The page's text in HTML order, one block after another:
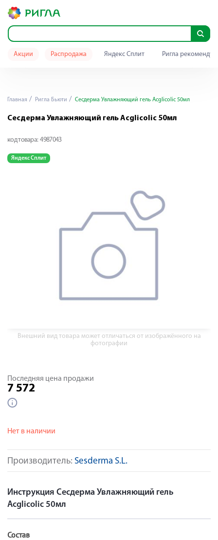
Акции Распродажа Яндекс Сплит Ригла
Главная Ригла Бьюти Сесдерма Увлажняющий гель Acglicolic 50мл
Сесдерма Увлажняющий гель Acglicolic 50мл
код товара: 4987043
Яндекс Сплит
Внешний вид товара может отличаться от изображённого на
фотографии
Производитель: Sesderma S.L.
Последняя цена продажи
7 572
Нет в наличии
Инструкция Сесдерма Увлажняющий гель
Acglicolic 50мл
Состав